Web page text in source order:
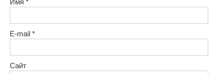
Имя *
E-mail *
Сайт